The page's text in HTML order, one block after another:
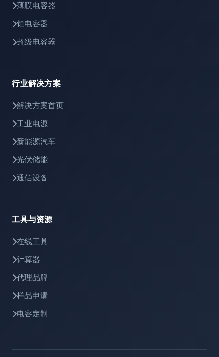
薄膜电容器
钽电容器
超级电容器
行业解决方案
解决方案首页
工业电源
新能源汽车
光伏储能
通信设备
工具与资源
在线工具
计算器
代理品牌
样品申请
电容定制